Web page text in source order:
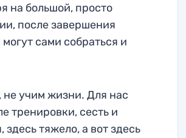
на большой, просто
после завершения
сами собраться и
не учим жизни. Для нас
тренировки, сесть и
здесь тяжело, а вот здесь